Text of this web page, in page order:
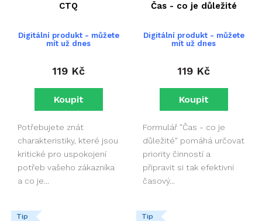
CTQ
Digitální produkt - můžete
mít už dnes
119 Kč
Potřebujete znát
charakteristiky, které jsou
kritické pro uspokojení
potřeb vašeho zákazníka
a co je...
Čas - co je důležité
Digitální produkt - můžete
mít už dnes
119 Kč
Formulář "Čas - co je
důležité" pomáhá určovat
priority činností a
připravit si tak efektivní
časový...
Tip Tip